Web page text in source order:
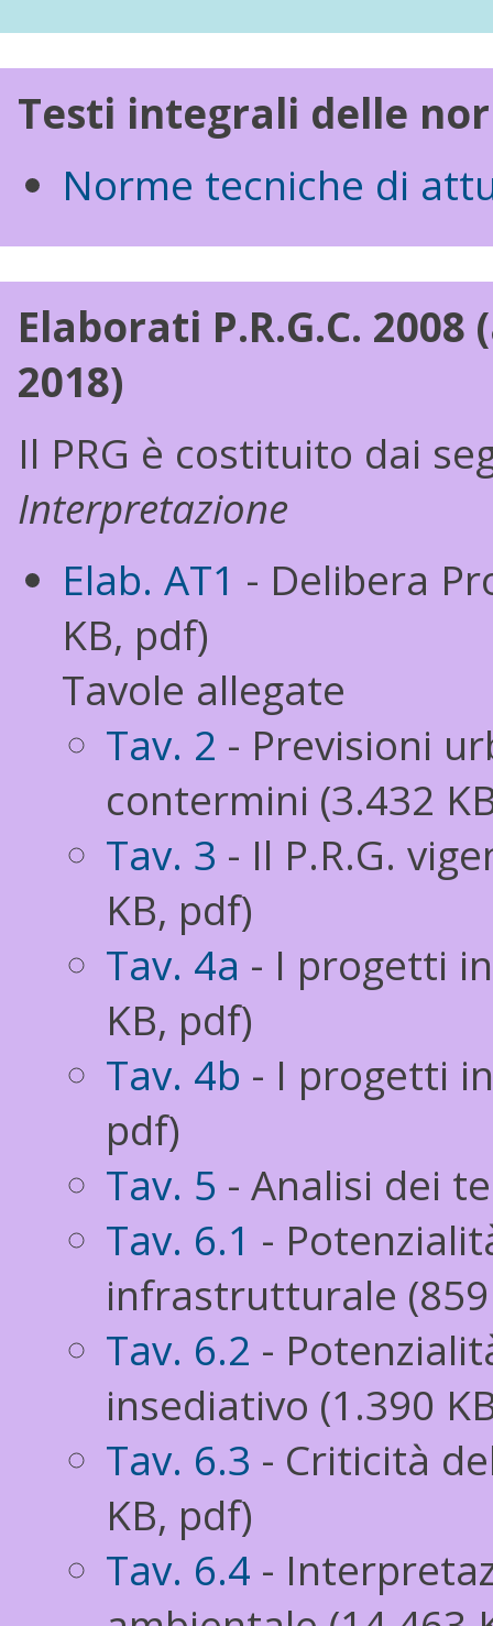
Testi integrali delle
Norme tecniche di
Elaborati P.R.G.C.
2018)
Il PRG è costituito dai
Interpretazione
Elab. AT1 - Delibera
KB, pdf)
Tavole allegate
Tav. 2 - Previsioni
contermini (3.432
Tav. 3 - Il P.R.G.
KB, pdf)
Tav. 4a - I progetti
KB, pdf)
Tav. 4b - I progetti
pdf)
Tav. 5 - Analisi dei
Tav. 6.1 -
infrastrutturale
Tav. 6.2 -
insediativo (1.390
Tav. 6.3 - Criticità
KB, pdf)
Tav. 6.4 -